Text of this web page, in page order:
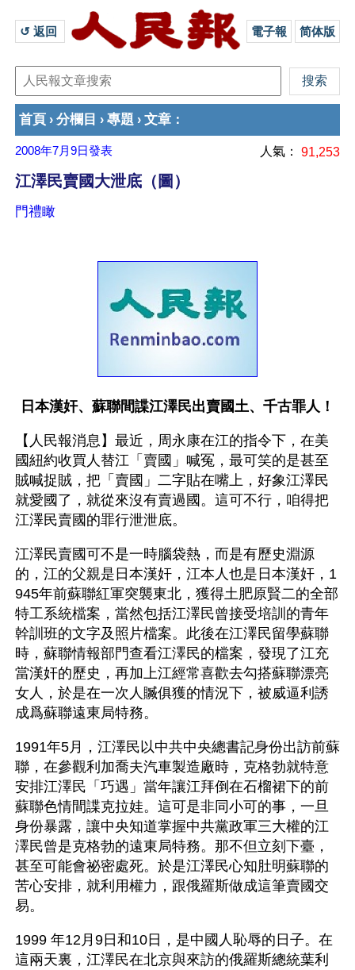
↺ 返回 電子報 简体版
首頁 › 分欄目 › 專題 › 文章 ：
2008年7月9日發表 人氣： 91,253
江澤民賣國大泄底（圖）
門禮瞰
日本漢奸、蘇聯間諜江澤民出賣國土、千古罪人！
【人民報消息】最近，周永康在江的指令下，在美
國紐約收買人替江「賣國」喊冤，最可笑的是甚至
賊喊捉賊，把「賣國」二字貼在嘴上，好象江澤民
就愛國了，就從來沒有賣過國。這可不行，咱得把
江澤民賣國的罪行泄泄底。
江澤民賣國可不是一時腦袋熱，而是有歷史淵源
的，江的父親是日本漢奸，江本人也是日本漢奸，1
945年前蘇聯紅軍突襲東北，獲得土肥原賢二的全部
特工系統檔案，當然包括江澤民曾接受培訓的青年
幹訓班的文字及照片檔案。此後在江澤民留學蘇聯
時，蘇聯情報部門查看江澤民的檔案，發現了江充
當漢奸的歷史，再加上江經常喜歡去勾搭蘇聯漂亮
女人，於是在一次人贓俱獲的情況下，被威逼利誘
成爲蘇聯遠東局特務。
1991年5月，江澤民以中共中央總書記身份出訪前蘇
聯，在參觀利加喬夫汽車製造廠時，克格勃就特意
安排江澤民「巧遇」當年讓江拜倒在石榴裙下的前
蘇聯色情間諜克拉娃。這可是非同小可的事，一旦
身份暴露，讓中央知道掌握中共黨政軍三大權的江
澤民曾是克格勃的遠東局特務。那不但立刻下臺，
甚至可能會祕密處死。於是江澤民心知肚明蘇聯的
苦心安排，就利用權力，跟俄羅斯做成這筆賣國交
易。
1999 年12月9日和10日，是中國人恥辱的日子。在
這兩天裏，江澤民在北京與來訪的俄羅斯總統葉利